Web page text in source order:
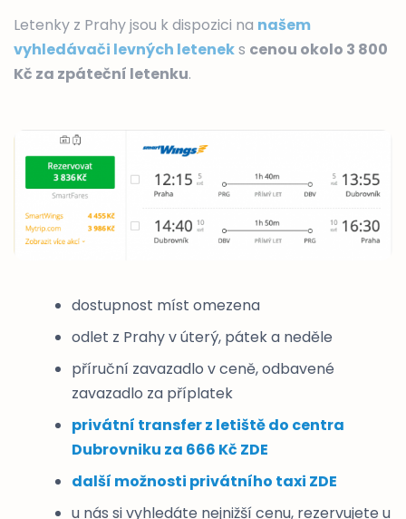
Letenky z Prahy jsou k dispozici na našem
vyhledávači levných leteneks cenou okolo 3 800
Kč za zpáteční letenku.
dostupnost míst omezena
odlet z Prahy v úterý, pátek a neděle
příruční zavazadlo v ceně, odbavené
zavazadlo za příplatek
privátní transfer z letiště do centra
Dubrovniku za 666 Kč ZDE
další možnosti privátního taxi ZDE
u nás si vyhledáte nejnižší cenu, rezervujete u